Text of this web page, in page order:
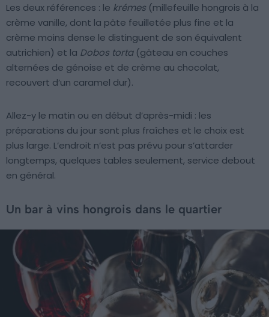
Les deux références : le krémes (millefeuille hongrois à la
crème vanille, dont la pâte feuilletée plus fine et la
crème moins dense le distinguent de son équivalent
autrichien) et la Dobos torta(gâteau en couches
alternées de génoise et de crème au chocolat,
recouvert d’un caramel dur).
Allez-y le matin ou en début d’après-midi : les
préparations du jour sont plus fraîches et le choix est
plus large. L’endroit n’est pas prévu pour s’attarder
longtemps, quelques tables seulement, service debout
en général.
Un bar à vins hongrois dans le quartier